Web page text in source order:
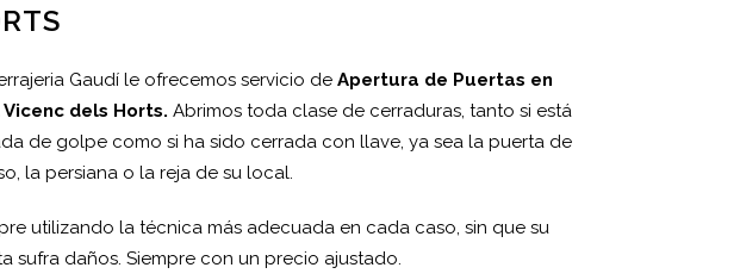
Gaudí le ofrecemos servicio de Apertura de Puertas en
dels Horts. Abrimos toda clase de cerraduras, tanto si está
de golpe como si ha sido cerrada con llave, ya sea la puerta de
la persiana o la reja de su local.
utilizando la técnica más adecuada en cada caso, sin que su
sufra daños. Siempre con un precio ajustado.